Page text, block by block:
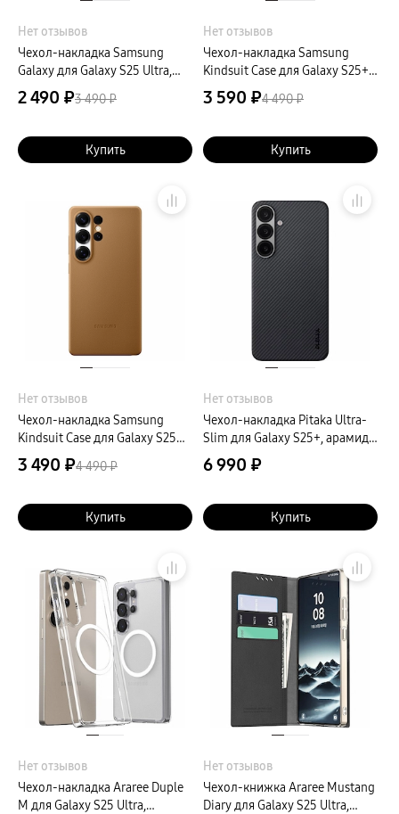
Нет отзывов
Чехол-накладка Samsung
Galaxy для Galaxy S25 Ultra,
силикон, мятный
2 490 ₽3 490 ₽
Купить
Нет отзывов
Чехол-накладка Samsung
Kindsuit Case для Galaxy S25+,
экокожа, желтый
3 590 ₽4 490 ₽
Купить
Нет отзывов
Чехол-накладка Samsung
Kindsuit Case для Galaxy S25
Ultra, экокожа, желтый
3 490 ₽4 490 ₽
Купить
Нет отзывов
Чехол-накладка Pitaka Ultra-
Slim для Galaxy S25+, арамид
(кевлар), черный
6 990 ₽
Купить
Нет отзывов
Чехол-накладка Araree Duple
M для Galaxy S25 Ultra,
Нет отзывов
Чехол-книжка Araree Mustang
Diary для Galaxy S25 Ultra,